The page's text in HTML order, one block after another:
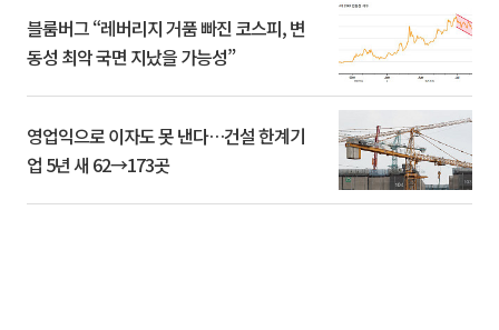
블룸버그 “레버리지 거품 빠진 코스피, 변
동성 최악 국면 지났을 가능성”
영업익으로 이자도 못 낸다…건설 한계기
업 5년 새 62→173곳